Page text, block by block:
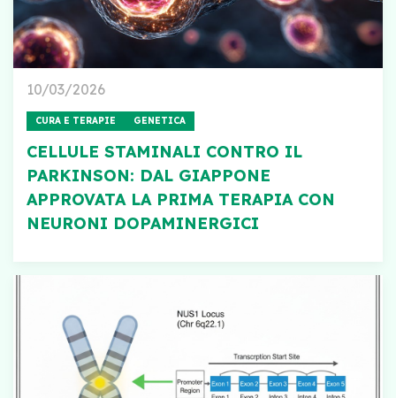
10/03/2026
CURA E TERAPIE GENETICA
CELLULE STAMINALI CONTRO IL
PARKINSON: DAL GIAPPONE
APPROVATA LA PRIMA TERAPIA CON
NEURONI DOPAMINERGICI